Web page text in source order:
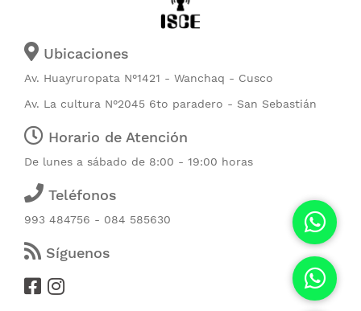
Ubicaciones
Av. Huayruropata N°1421 - Wanchaq - Cusco
Av. La cultura N°2045 6to paradero - San Sebastián
Horario de Atención
De lunes a sábado de 8:00 - 19:00 horas
Teléfonos
993 484756 - 084 585630
Síguenos